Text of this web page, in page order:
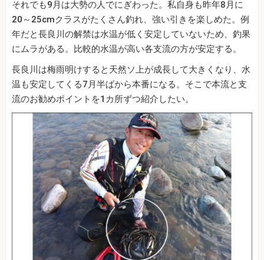
それでも9月は大勢の人でにぎわった。私自身も昨年8月に
20～25cmクラスがたくさん釣れ、強い引きを楽しめた。例
年だと長良川の解禁は水温が低く安定していないため、釣果
にムラがある。比較的水温が高い各支流の方が安定する。
長良川は梅雨明けすると天然ソ上が成長して大きくなり、水
温も安定してくる7月半ばから本番になる。そこで本流と支
流のお勧めポイントを1カ所ずつ紹介したい。